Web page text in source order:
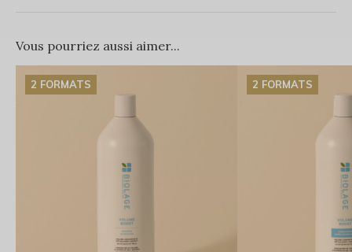
Vous pourriez aussi aimer...
2 FORMATS 2 FORMATS